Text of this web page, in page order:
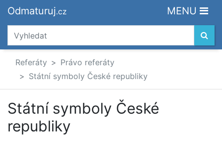
Odmaturuj.cz MENU
Referáty
Právo referáty
Státní symboly České republiky
Státní symboly České
republiky